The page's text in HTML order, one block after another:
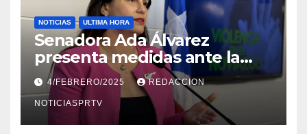
NOTICIAS ULTIMA HORA
Senadora Ada Álvarez
presenta medidas ante la
violencia en el noviazgo
4/FEBRERO/2025 REDACCION
NOTICIASPRTV